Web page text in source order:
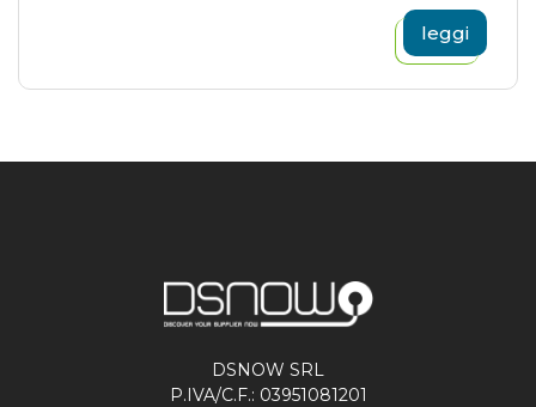
leggi
DSNOW SRL
P.IVA/C.F.: 03951081201